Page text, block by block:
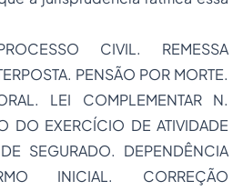
CIVIL. REMESSA
PENSÃO POR MORTE.
LEI COMPLEMENTAR N.
DO EXERCÍCIO DE ATIVIDADE
SEGURADO. DEPENDÊNCIA
INICIAL. CORREÇÃO